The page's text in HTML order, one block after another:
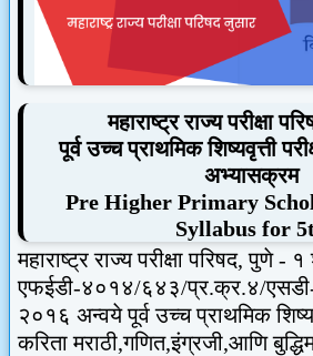
महाराष्ट्र राज्य परीक्षा
पूर्व उच्च प्राथमिक शिष्यवृत्ती
अभ्यासक्रम
Pre Higher Primary
Syllabus for 5
महाराष्ट्र राज्य परीक्षा परिषद,पुणे - १
एफईडी-४०१४/६४३/प्र.क्र.४/
२०१६ अन्वये पूर्व उच्च प्राथमिक
करिता मराठी,गणित,इंग्रजी,आणि